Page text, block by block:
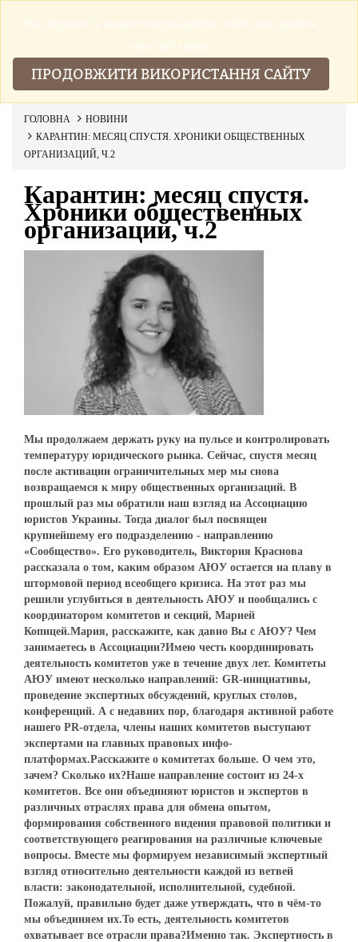
ГОЛОВНА
НОВИНИ
КАРАНТИН: МЕСЯЦ СПУСТЯ. ХРОНИКИ ОБЩЕСТВЕННЫХ
ОРГАНИЗАЦИЙ, Ч.2
Карантин: месяц спустя.
Хроники общественных
организаций, ч.2
Мы продолжаем держать руку на пульсе и контролировать
температуру юридического рынка. Сейчас, спустя месяц
после активации ограничительных мер мы снова
возвращаемся к миру общественных организаций. В
прошлый раз мы обратили наш взгляд на Ассоциацию
юристов Украины. Тогда диалог был посвящен
крупнейшему его подразделению - направлению
«Сообщество». Его руководитель, Виктория Краснова
рассказала о том, каким образом АЮУ остается на плаву в
штормовой период всеобщего кризиса. На этот раз мы
решили углубиться в деятельность АЮУ и пообщались с
координатором комитетов и секций, Марией
Копицей.Мария, расскажите, как давно Вы с АЮУ? Чем
занимаетесь в Ассоциации?Имею честь координировать
деятельность комитетов уже в течение двух лет. Комитеты
АЮУ имеют несколько направлений: GR-инициативы,
проведение экспертных обсуждений, круглых столов,
конференций. А с недавних пор, благодаря активной работе
нашего PR-отдела, члены наших комитетов выступают
экспертами на главных правовых инфо-
платформах.Расскажите о комитетах больше. О чем это,
зачем? Сколько их?Наше направление состоит из 24-х
комитетов. Все они объединяют юристов и экспертов в
различных отраслях права для обмена опытом,
формирования собственного видения правовой политики и
соответствующего реагирования на различные ключевые
вопросы. Вместе мы формируем независимый экспертный
взгляд относительно деятельности каждой из ветвей
власти: законодательной, исполнительной, судебной.
Пожалуй, правильно будет даже утверждать, что в чём-то
мы объединяем их.То есть, деятельность комитетов
охватывает все отрасли права?Именно так. Экспертность в
Ми збираемо та використовуемо файли cookies щоб зробити
наш сайт краще.
ПРОДОВЖИТИ ВИКОРИСТАННЯ САЙТУ